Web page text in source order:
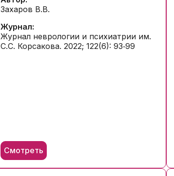
Захаров В.В.
Журнал:
Журнал неврологии и психиатрии им.
С.С. Корсакова. 2022; 122(6): 93‑99
Смотреть